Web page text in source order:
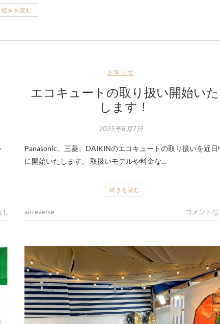
続きを読む
し
お知らせ
エコキュートの取り扱い開始いた
します！
2025年8月7日
Panasonic、三菱、DAIKINのエコキュートの取り扱いを近日
に開始いたします。 取扱いモデルや料金な…
続きを読む
airreverse コメントな